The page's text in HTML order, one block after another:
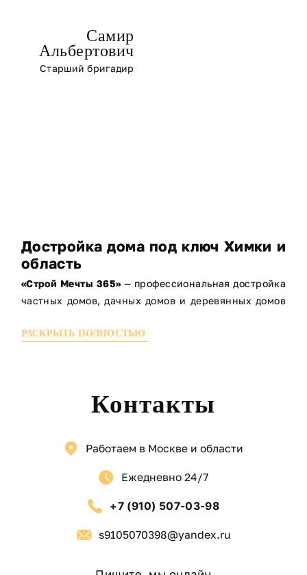
Самир
Альбертович
Старший бригадир
Достройка дома под ключ Химки и
область
«Строй Мечты 365»— профессиональная достройка
частных домов, дачных домов и деревянных домов
Многие сталкиваются с ситуацией, когда
Достройка домапод ключ
Достройка дачного дома
Достройка деревянных домов
Достройка реконструкция домов
Завершение строительства на любом этапе
РАСКРЫТЬ ПОЛНОСТЬЮ
Контакты
Работаем в Москве и области
Ежедневно 24/7
+7 (910) 507-03-98
s9105070398@yandex.ru